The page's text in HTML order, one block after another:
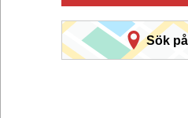
Sök